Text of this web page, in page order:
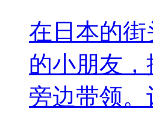
在日本的
的小朋友
旁边带领